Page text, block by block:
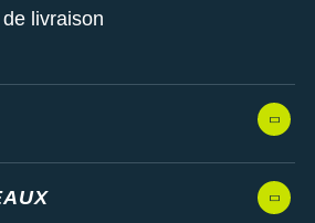
livraison